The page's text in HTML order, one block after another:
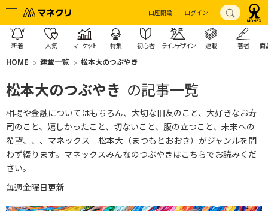
口座開設 ログイン
新着 人気 マーケット 特集 初心者 ライフデザイン 連載 著者 商
HOME 連載一覧 松本大のつぶやき
松本大のつぶやき の記事一覧
相場や金融についてはもちろん、大切な旧友のこと、大好きなお寿
司のこと、嬉しかったこと、切ないこと、腹の立つこと、未来への
希望、、、マネックス 松本大（まつもとおおき）がジャンルを問
わず綴ります。 マネックスみんなのつぶやきはこちらでお読みくだ
さい。
毎週金曜日更新